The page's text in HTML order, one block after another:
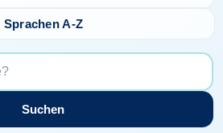
Sprachen A-Z
Suchen